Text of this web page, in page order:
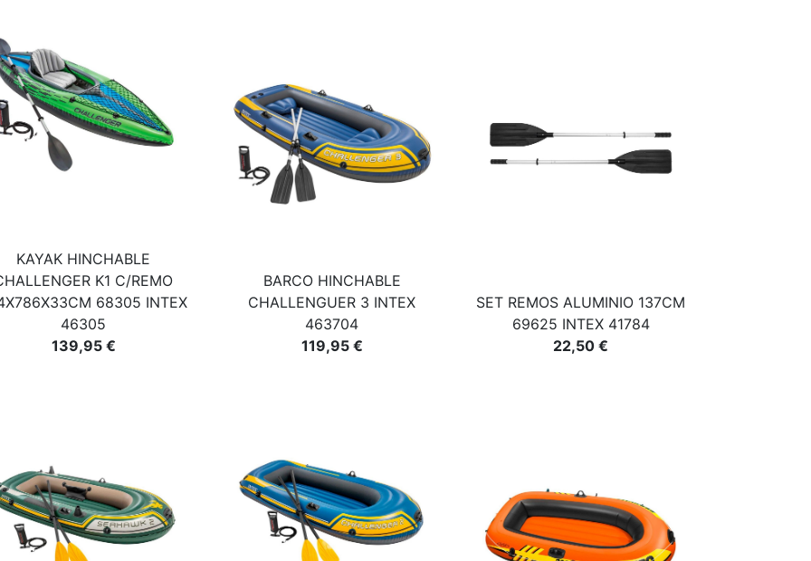
KAYAK HINCHABLE
K1 C/REMO
68305 INTEX
46305
139,95 €
BARCO HINCHABLE
CHALLENGUER 3 INTEX
463704
119,95 €
SET REMOS ALUMINIO 137CM
69625 INTEX 41784
22,50 €